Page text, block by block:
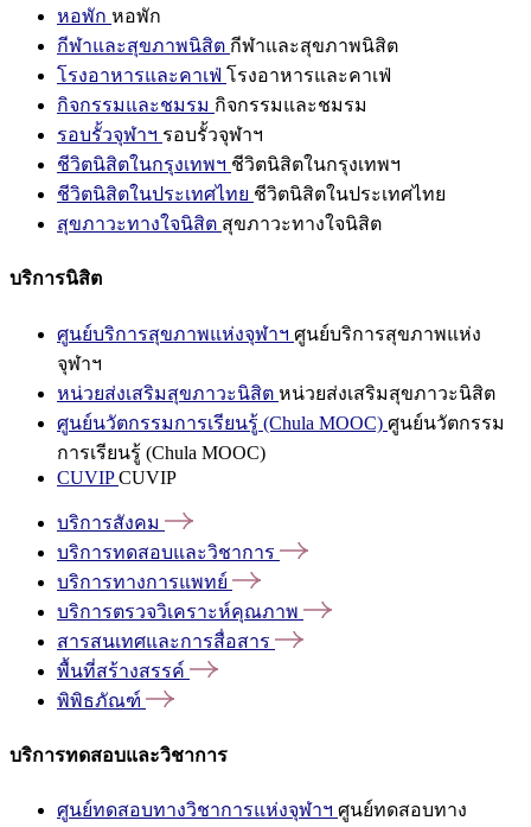
หอพัก หอพัก
กีฬาและสุขภาพนิสิต กีฬาและสุขภาพนิสิต
โรงอาหารและคาเฟ่ โรงอาหารและคาเฟ่
กิจกรรมและชมรม กิจกรรมและชมรม
รอบรั้วจุฬาฯ รอบรั้วจุฬาฯ
ชีวิตนิสิตในกรุงเทพฯ ชีวิตนิสิตในกรุงเทพฯ
ชีวิตนิสิตในประเทศไทย ชีวิตนิสิตในประเทศไทย
สุขภาวะทางใจนิสิต สุขภาวะทางใจนิสิต
บริการนิสิต
ศูนย์บริการสุขภาพแห่งจุฬาฯ ศูนย์บริการสุขภาพแห่ง
จุฬาฯ
หน่วยส่งเสริมสุขภาวะนิสิต หน่วยส่งเสริมสุขภาวะนิสิต
ศูนย์นวัตกรรมการเรียนรู้ (Chula MOOC) ศูนย์นวัตกรรม
การเรียนรู้ (Chula MOOC)
CUVIPCUVIP
บริการสังคม
บริการทดสอบและวิชาการ
บริการทางการแพทย์
บริการตรวจวิเคราะห์คุณภาพ
สารสนเทศและการสื่อสาร
พื้นที่สร้างสรรค์
พิพิธภัณฑ์
บริการทดสอบและวิชาการ
ศูนย์ทดสอบทางวิชาการแห่งจุฬาฯ ศูนย์ทดสอบทาง